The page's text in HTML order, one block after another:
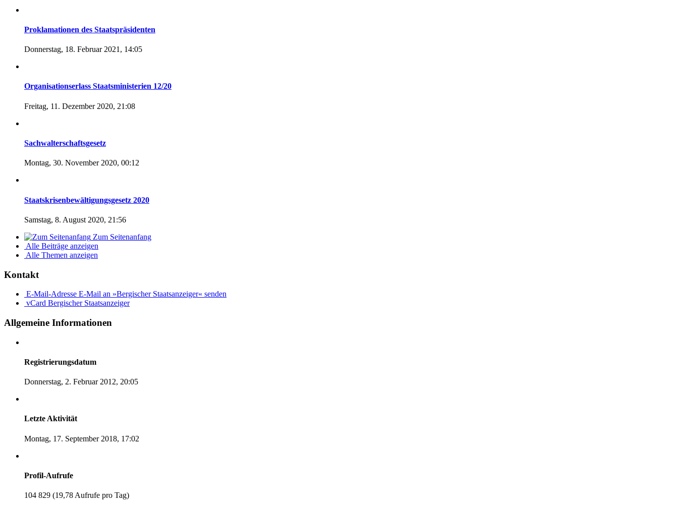
Proklamationen des Staatspräsidenten
Donnerstag, 18. Februar 2021, 14:05
Organisationserlass Staatsministerien 12/20
Freitag, 11. Dezember 2020, 21:08
Sachwalterschaftsgesetz
Montag, 30. November 2020, 00:12
Staatskrisenbewältigungsgesetz 2020
Samstag, 8. August 2020, 21:56
Zum Seitenanfang
Alle Beiträge anzeigen
Alle Themen anzeigen
Kontakt
E-Mail-Adresse E-Mail an »Bergischer Staatsanzeiger« senden
vCard Bergischer Staatsanzeiger
Allgemeine Informationen
Registrierungsdatum
Donnerstag, 2. Februar 2012, 20:05
Letzte Aktivität
Montag, 17. September 2018, 17:02
Profil-Aufrufe
104 829 (19,78 Aufrufe pro Tag)